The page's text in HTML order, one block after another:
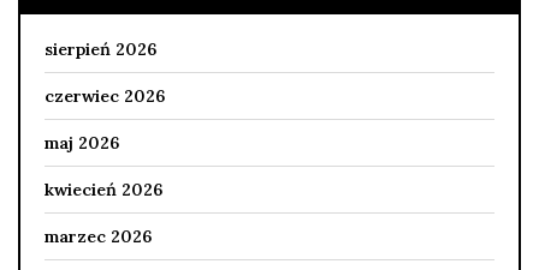
sierpień 2026
czerwiec 2026
maj 2026
kwiecień 2026
marzec 2026